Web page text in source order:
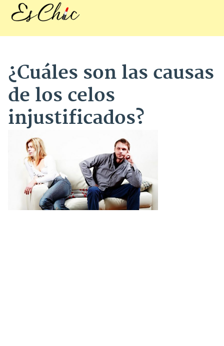
¿Cuáles son las causas
de los celos
injustificados?